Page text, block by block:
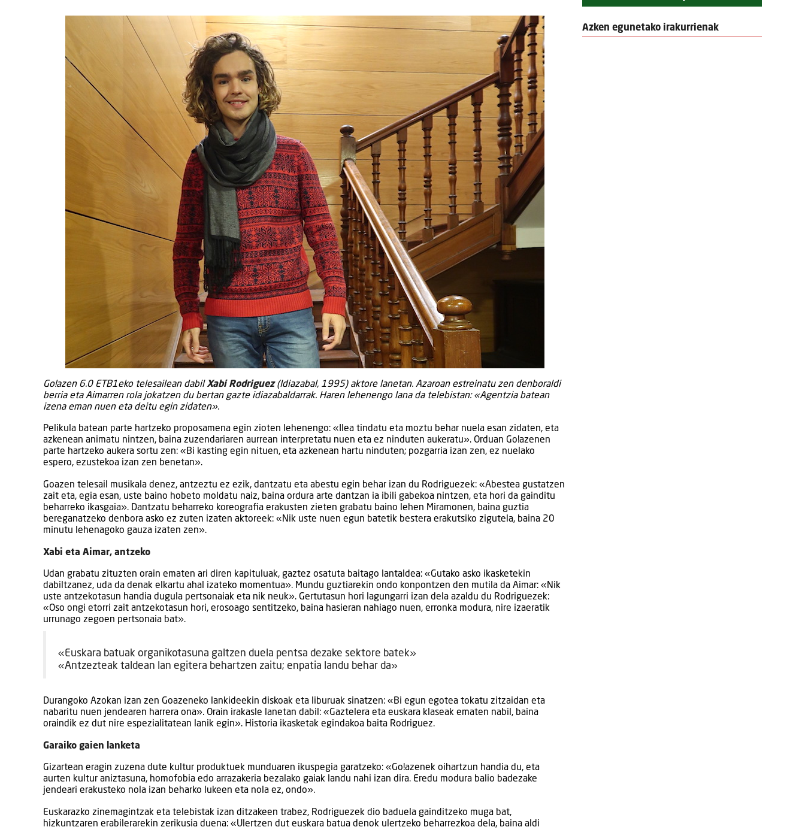
Go!azen 6.0 ETB1eko telesailean dabilXabi Rodriguez(Idiazabal, 1995) aktore lanetan. Azaroan estreinatu zen denboraldi
berria eta Aimarren rola jokatzen du bertan gazte idiazabaldarrak. Haren lehenengo lana da telebistan: «Agentzia batean
izena eman nuen eta deitu egin zidaten».
Pelikula batean parte hartzeko proposamena egin zioten lehenengo: «Ilea tindatu eta moztu behar nuela esan zidaten, eta
azkenean animatu nintzen, baina zuzendariaren aurrean interpretatu nuen eta ez ninduten aukeratu». Orduan Go!azenen
parte hartzeko aukera sortu zen: «Bi kasting egin nituen, eta azkenean hartu ninduten; pozgarria izan zen, ez nuelako
espero, ezustekoa izan zen benetan».
Goazen telesail musikala denez, antzeztu ez ezik, dantzatu eta abestu egin behar izan du Rodriguezek: «Abestea gustatzen
zait eta, egia esan, uste baino hobeto moldatu naiz, baina ordura arte dantzan ia ibili gabekoa nintzen, eta hori da gainditu
beharreko ikasgaia». Dantzatu beharreko koreografia erakusten zieten grabatu baino lehen Miramonen, baina guztia
bereganatzeko denbora asko ez zuten izaten aktoreek: «Nik uste nuen egun batetik bestera erakutsiko zigutela, baina 20
minutu lehenagoko gauza izaten zen».
Xabi eta Aimar, antzeko
Udan grabatu zituzten orain ematen ari diren kapituluak, gaztez osatuta baitago lantaldea: «Gutako asko ikasketekin
dabiltzanez, uda da denak elkartu ahal izateko momentua». Mundu guztiarekin ondo konpontzen den mutila da Aimar: «Nik
uste antzekotasun handia dugula pertsonaiak eta nik neuk». Gertutasun hori lagungarri izan dela azaldu du Rodriguezek:
«Oso ongi etorri zait antzekotasun hori, erosoago sentitzeko, baina hasieran nahiago nuen, erronka modura, nire izaeratik
urrunago zegoen pertsonaia bat».
«Euskara batuak organikotasuna galtzen duela pentsa dezake sektore batek»
«Antzezteak taldean lan egitera behartzen zaitu; enpatia landu behar da»
Durangoko Azokan izan zen Goazeneko lankideekin diskoak eta liburuak sinatzen: «Bi egun egotea tokatu zitzaidan eta
nabaritu nuen jendearen harrera ona». Orain irakasle lanetan dabil: «Gaztelera eta euskara klaseak ematen nabil, baina
oraindik ez dut nire espezialitatean lanik egin». Historia ikasketak egindakoa baita Rodriguez.
Garaiko gaien lanketa
Gizartean eragin zuzena dute kultur produktuek munduaren ikuspegia garatzeko: «Go!azenek oihartzun handia du, eta
aurten kultur aniztasuna, homofobia edo arrazakeria bezalako gaiak landu nahi izan dira. Eredu modura balio badezake
jendeari erakusteko nola izan beharko lukeen eta nola ez, ondo».
Euskarazko zinemagintzak eta telebistak izan ditzakeen trabez, Rodriguezek dio baduela gainditzeko muga bat,
hizkuntzaren erabilerarekin zerikusia duena: «Ulertzen dut euskara batua denok ulertzeko beharrezkoa dela, baina aldi
Azken egunetako irakurrienak